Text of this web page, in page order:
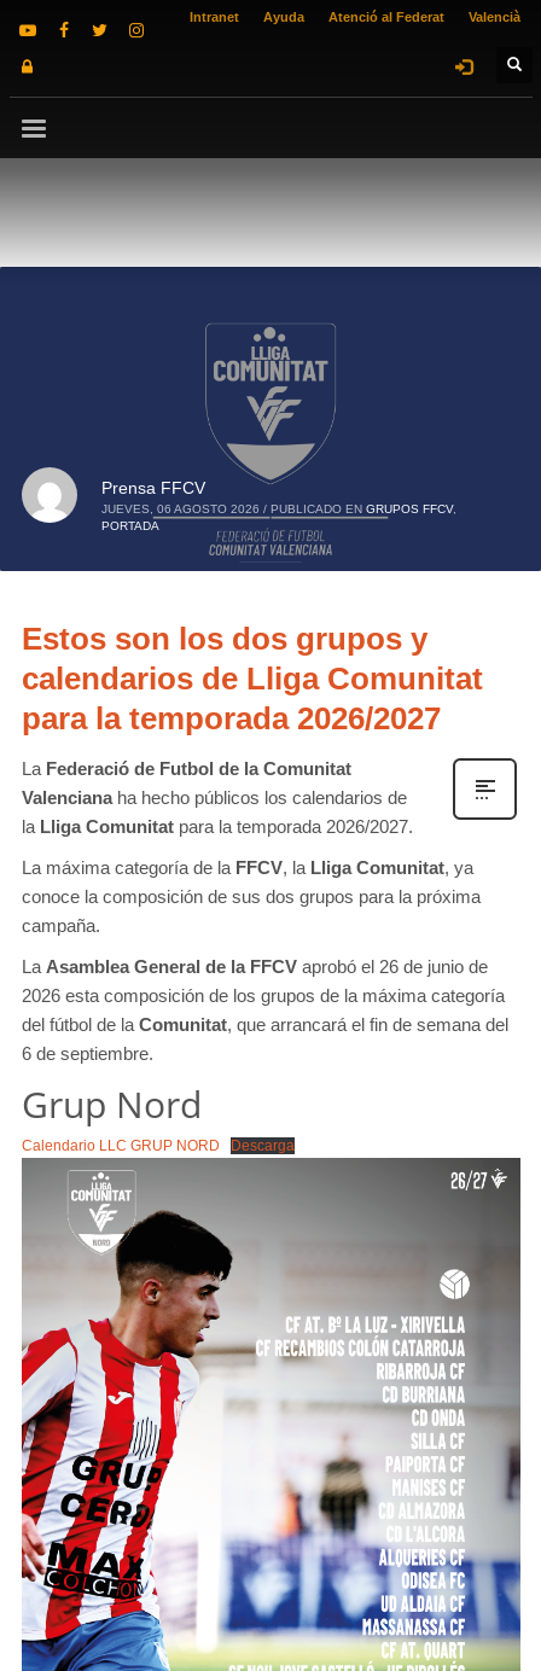
Intranet Ayuda Atenció al Federat Valencià
Prensa FFCV
JUEVES, 06 AGOSTO 2026 / PUBLICADO EN GRUPOS FFCV,
PORTADA
Estos son los dos grupos y
calendarios de Lliga Comunitat
para la temporada 2026/2027
La Federació de Futbol de la Comunitat
Valenciana ha hecho públicos los calendarios de
la Lliga Comunitatpara la temporada 2026/2027.
La máxima categoría de la FFCV, la Lliga Comunitat, ya
conoce la composición de sus dos grupos para la próxima
campaña.
La Asamblea General de la FFCVaprobó el 26 de junio de
2026 esta composición de los grupos de la máxima categoría
del fútbol de la Comunitat, que arrancará el fin de semana del
6 de septiembre.
Grup Nord
Calendario LLC GRUP NORD Descarga